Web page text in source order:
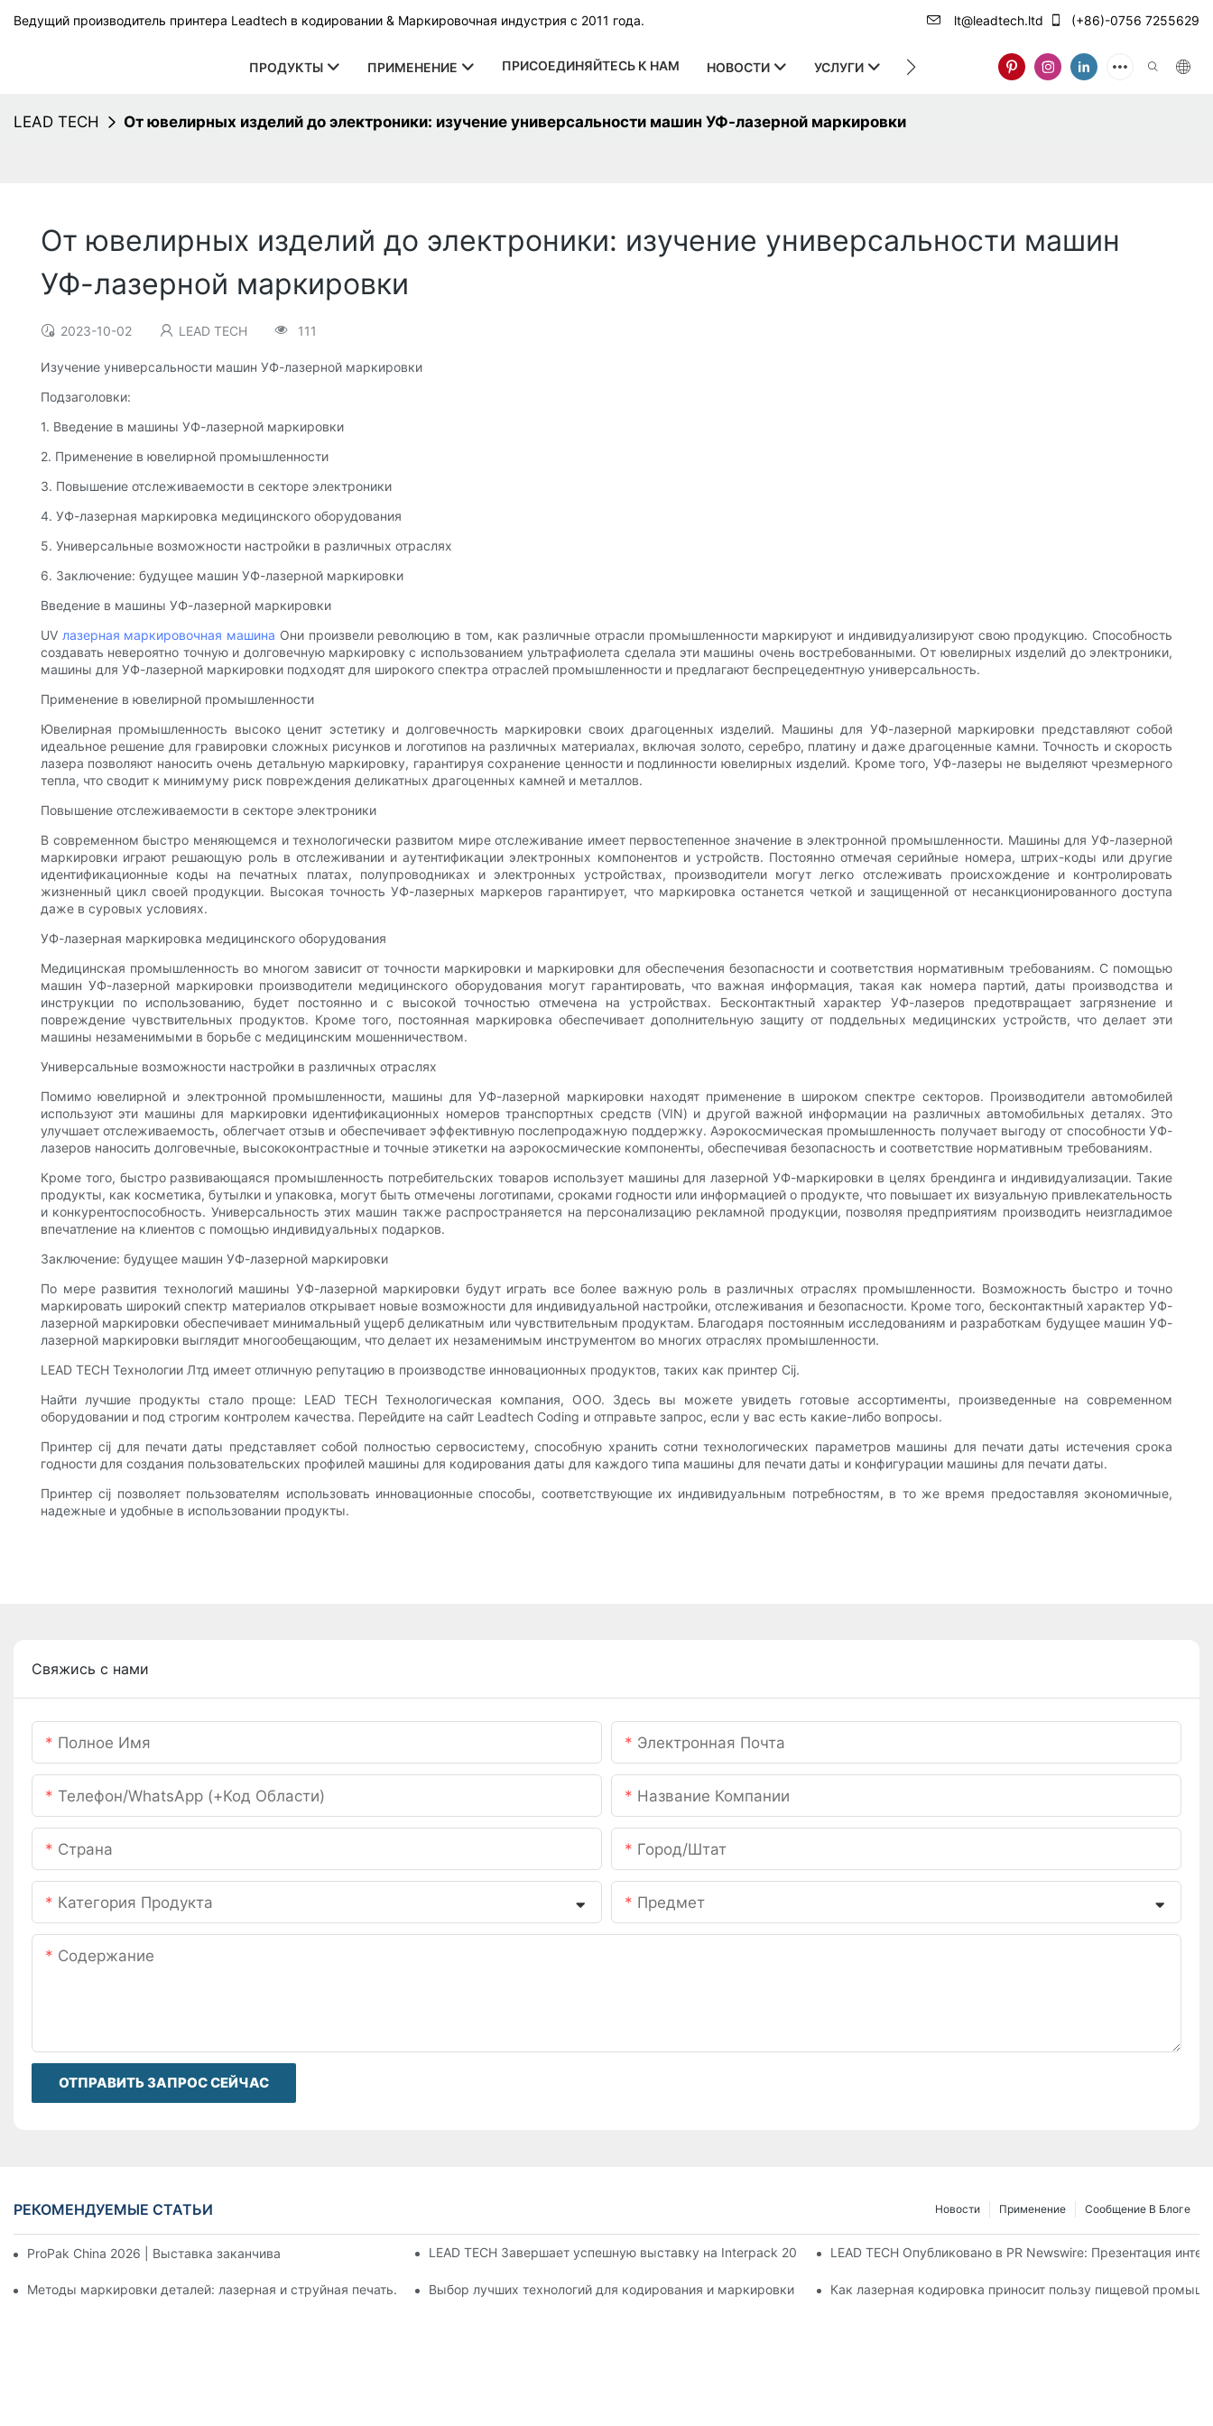
Ведущий производитель принтера Leadtech в кодировании & Маркировочная индустрия с 2011 года. lt@leadtech.ltd (+86)-0756 7255629
ПРОДУКТЫ ПРИМЕНЕНИЕ ПРИСОЕДИНЯЙТЕСЬ К НАМ НОВОСТИ УСЛУГИ О НАС
LEAD TECH От ювелирных изделий до электроники: изучение универсальности машин УФ-лазерной маркировки
От ювелирных изделий до электроники: изучение универсальности машин
УФ-лазерной маркировки
2023-10-02 LEAD TECH 111
Изучение универсальности машин УФ-лазерной маркировки
Подзаголовки:
1. Введение в машины УФ-лазерной маркировки
2. Применение в ювелирной промышленности
3. Повышение отслеживаемости в секторе электроники
4. УФ-лазерная маркировка медицинского оборудования
5. Универсальные возможности настройки в различных отраслях
6. Заключение: будущее машин УФ-лазерной маркировки
Введение в машины УФ-лазерной маркировки
UV лазерная маркировочная машина Они произвели революцию в том, как различные отрасли промышленности маркируют и индивидуализируют свою продукцию. Способность
создавать невероятно точную и долговечную маркировку с использованием ультрафиолета сделала эти машины очень востребованными. От ювелирных изделий до электроники,
машины для УФ-лазерной маркировки подходят для широкого спектра отраслей промышленности и предлагают беспрецедентную универсальность.
Применение в ювелирной промышленности
Ювелирная промышленность высоко ценит эстетику и долговечность маркировки своих драгоценных изделий. Машины для УФ-лазерной маркировки представляют собой
идеальное решение для гравировки сложных рисунков и логотипов на различных материалах, включая золото, серебро, платину и даже драгоценные камни. Точность и скорость
лазера позволяют наносить очень детальную маркировку, гарантируя сохранение ценности и подлинности ювелирных изделий. Кроме того, УФ-лазеры не выделяют чрезмерного
тепла, что сводит к минимуму риск повреждения деликатных драгоценных камней и металлов.
Повышение отслеживаемости в секторе электроники
В современном быстро меняющемся и технологически развитом мире отслеживание имеет первостепенное значение в электронной промышленности. Машины для УФ-лазерной
маркировки играют решающую роль в отслеживании и аутентификации электронных компонентов и устройств. Постоянно отмечая серийные номера, штрих-коды или другие
идентификационные коды на печатных платах, полупроводниках и электронных устройствах, производители могут легко отслеживать происхождение и контролировать
жизненный цикл своей продукции. Высокая точность УФ-лазерных маркеров гарантирует, что маркировка останется четкой и защищенной от несанкционированного доступа
даже в суровых условиях.
УФ-лазерная маркировка медицинского оборудования
Медицинская промышленность во многом зависит от точности маркировки и маркировки для обеспечения безопасности и соответствия нормативным требованиям. С помощью
машин УФ-лазерной маркировки производители медицинского оборудования могут гарантировать, что важная информация, такая как номера партий, даты производства и
инструкции по использованию, будет постоянно и с высокой точностью отмечена на устройствах. Бесконтактный характер УФ-лазеров предотвращает загрязнение и
повреждение чувствительных продуктов. Кроме того, постоянная маркировка обеспечивает дополнительную защиту от поддельных медицинских устройств, что делает эти
машины незаменимыми в борьбе с медицинским мошенничеством.
Универсальные возможности настройки в различных отраслях
Помимо ювелирной и электронной промышленности, машины для УФ-лазерной маркировки находят применение в широком спектре секторов. Производители автомобилей
используют эти машины для маркировки идентификационных номеров транспортных средств (VIN) и другой важной информации на различных автомобильных деталях. Это
улучшает отслеживаемость, облегчает отзыв и обеспечивает эффективную послепродажную поддержку. Аэрокосмическая промышленность получает выгоду от способности УФ-
лазеров наносить долговечные, высококонтрастные и точные этикетки на аэрокосмические компоненты, обеспечивая безопасность и соответствие нормативным требованиям.
Кроме того, быстро развивающаяся промышленность потребительских товаров использует машины для лазерной УФ-маркировки в целях брендинга и индивидуализации. Такие
продукты, как косметика, бутылки и упаковка, могут быть отмечены логотипами, сроками годности или информацией о продукте, что повышает их визуальную привлекательность
и конкурентоспособность. Универсальность этих машин также распространяется на персонализацию рекламной продукции, позволяя предприятиям производить неизгладимое
впечатление на клиентов с помощью индивидуальных подарков.
Заключение: будущее машин УФ-лазерной маркировки
По мере развития технологий машины УФ-лазерной маркировки будут играть все более важную роль в различных отраслях промышленности. Возможность быстро и точно
маркировать широкий спектр материалов открывает новые возможности для индивидуальной настройки, отслеживания и безопасности. Кроме того, бесконтактный характер УФ-
лазерной маркировки обеспечивает минимальный ущерб деликатным или чувствительным продуктам. Благодаря постоянным исследованиям и разработкам будущее машин УФ-
лазерной маркировки выглядит многообещающим, что делает их незаменимым инструментом во многих отраслях промышленности.
LEAD TECH Технологии Лтд имеет отличную репутацию в производстве инновационных продуктов, таких как принтер Cij.
Найти лучшие продукты стало проще: LEAD TECH Технологическая компания, ООО. Здесь вы можете увидеть готовые ассортименты, произведенные на современном
оборудовании и под строгим контролем качества. Перейдите на сайт Leadtech Coding и отправьте запрос, если у вас есть какие-либо вопросы.
Принтер cij для печати даты представляет собой полностью сервосистему, способную хранить сотни технологических параметров машины для печати даты истечения срока
годности для создания пользовательских профилей машины для кодирования даты для каждого типа машины для печати даты и конфигурации машины для печати даты.
Принтер cij позволяет пользователям использовать инновационные способы, соответствующие их индивидуальным потребностям, в то же время предоставляя экономичные,
надежные и удобные в использовании продукты.
Свяжись с нами
Полное Имя Электронная Почта
Телефон/WhatsApp (+код Области) Название Компании
Страна Город/штат
Категория Продукта Предмет
Содержание
ОТПРАВИТЬ ЗАПРОС СЕЙЧАС
РЕКОМЕНДУЕМЫЕ СТАТЬИ Сообщение В Блоге
Применение
Новости
ProPak China 2026 | Выставка заканчивается, но наш сервис продолжает работатьLEAD TECH Завершает успешную выставку на Interpack 2026 в ДюссельдорфеLEAD TECH Опубликовано в PR Newswire: Презентация
Методы маркировки деталей: лазерная и струйная печать. Выбор лучших технологий для кодирования и маркировки гибкой упаковкиКак лазерная кодировка приносит пользу пищевой